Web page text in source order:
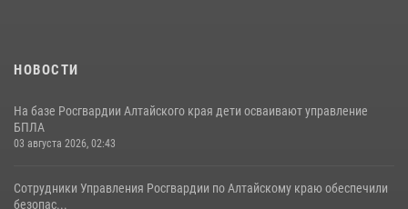
НОВОСТИ
На базе Росгвардии Алтайского края дети осваивают управление
БПЛА
03 августа 2026, 02:43
Сотрудники Управления Росгвардии по Алтайскому краю обеспечили
безопас...